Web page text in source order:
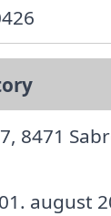
8471
august